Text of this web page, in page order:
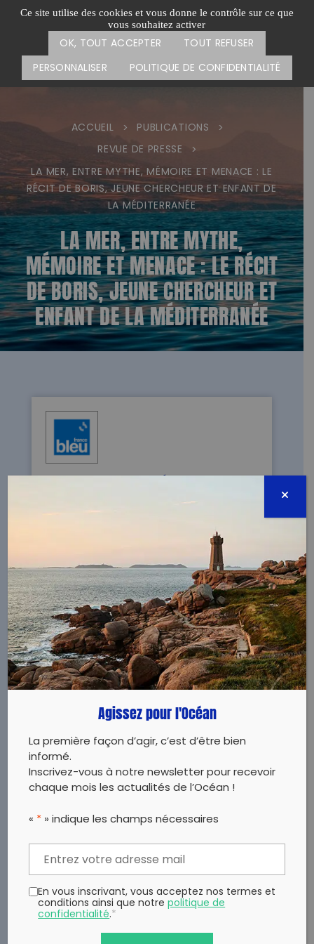
Ce site utilise des cookies et vous donne le contrôle sur ce que
vous souhaitez activer
OK, TOUT ACCEPTER
TOUT REFUSER
PERSONNALISER
POLITIQUE DE CONFIDENTIALITÉ
Passer
Menu
CARTE DES ACTIONS FAIRE UN DON
ACCUEIL > PUBLICATIONS
>
REVUE DE PRESSE
>
LA MER, ENTRE MYTHE, MÉMOIRE ET MENACE : LE
RÉCIT DE BORIS, JEUNE CHERCHEUR ET ENFANT DE
LA MÉDITERRANÉE
LA MER, ENTRE MYTHE,
MÉMOIRE ET MENACE : LE RÉCIT
DE BORIS, JEUNE CHERCHEUR ET
ENFANT DE LA MÉDITERRANÉE
LA MER, ENTRE MYTHE, MÉMOIRE ET MENACE :
LE RÉCIT DE BORIS, JEUNE CHERCHEUR ET
ENFANT DE LA MÉDITERRANÉE
10/07/2025 - La Fondation de la Mer
décerne un prix à Boris Salvai pour ses
travaux sur les relations entre l'homme et
la mer, du XIVe au XVIe siècle, au temps de
Christophe Colomb et Magellan
LIRE
Agissez pour l'Océan
La première façon d’agir, c’est d’être bien
informé.
Inscrivez-vous à notre newsletter pour recevoir
chaque mois les actualités de l’Océan !
« * » indique les champs nécessaires
En vous inscrivant, vous acceptez nos termes et
conditions ainsi que notrepolitique de
confidentialité.*